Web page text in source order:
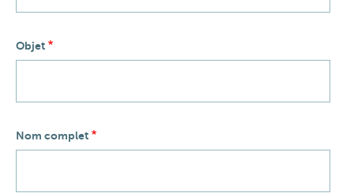
Objet
Nom complet